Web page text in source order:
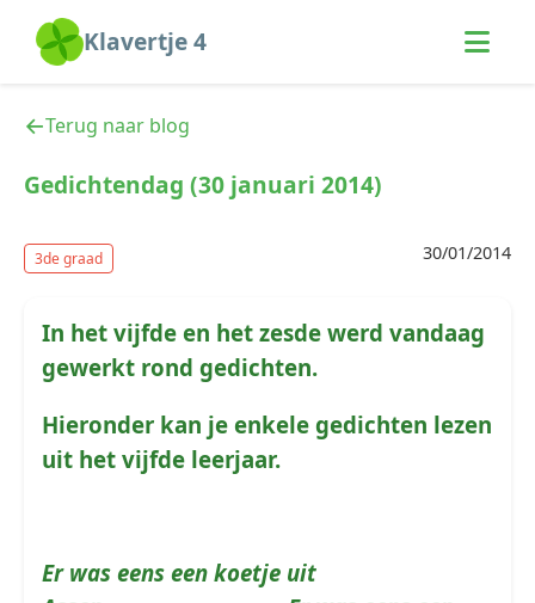
Klavertje 4
Terug naar blog
Gedichtendag (30 januari 2014)
3de graad 30/01/2014
In het vijfde en het zesde werd vandaag
gewerkt rond gedichten.
Hieronder kan je enkele gedichten lezen
uit het vijfde leerjaar.
Er was eens een koetje uit